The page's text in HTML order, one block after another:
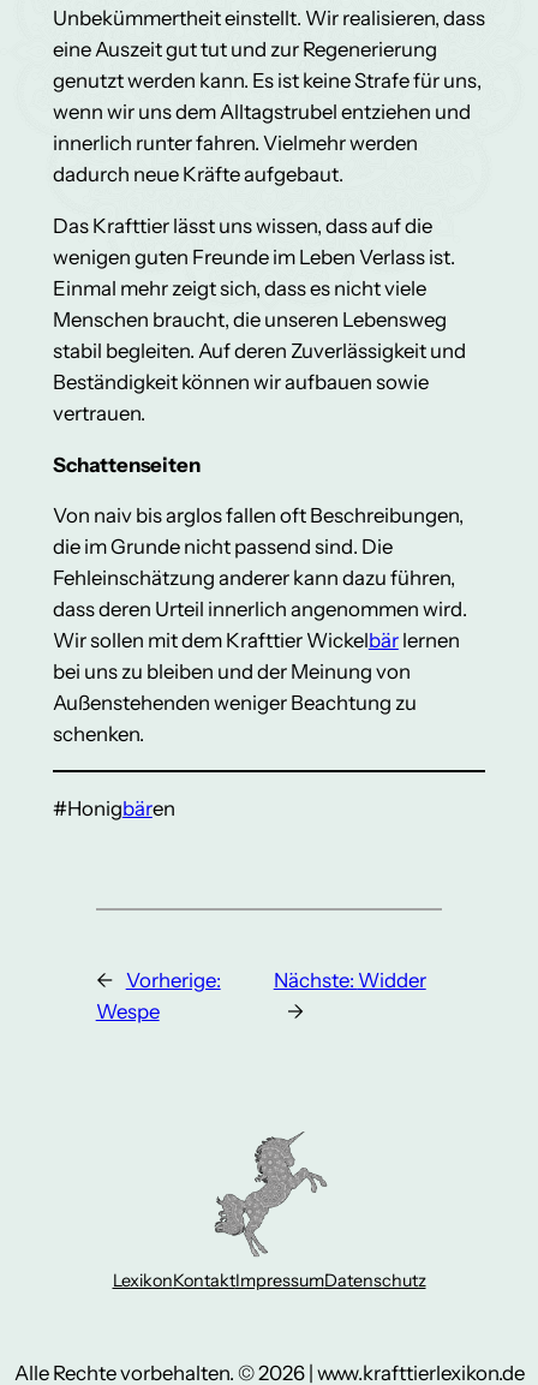
Unbekümmertheit einstellt. Wir realisieren, dass
eine Auszeit gut tut und zur Regenerierung
genutzt werden kann. Es ist keine Strafe für uns,
wenn wir uns dem Alltagstrubel entziehen und
innerlich runter fahren. Vielmehr werden
dadurch neue Kräfte aufgebaut.
Das Krafttier lässt uns wissen, dass auf die
wenigen guten Freunde im Leben Verlass ist.
Einmal mehr zeigt sich, dass es nicht viele
Menschen braucht, die unseren Lebensweg
stabil begleiten. Auf deren Zuverlässigkeit und
Beständigkeit können wir aufbauen sowie
vertrauen.
Schattenseiten
Von naiv bis arglos fallen oft Beschreibungen,
die im Grunde nicht passend sind. Die
Fehleinschätzung anderer kann dazu führen,
dass deren Urteil innerlich angenommen wird.
Wir sollen mit dem Krafttier Wickelbärlernen
bei uns zu bleiben und der Meinung von
Außenstehenden weniger Beachtung zu
schenken.
#Honigbären
← Vorherige:
Wespe
Nächste: Widder
→
LexikonKontaktImpressumDatenschutz
Alle Rechte vorbehalten. © 2026 | www.krafttierlexikon.de